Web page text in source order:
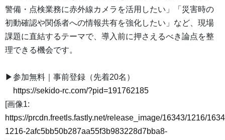
警備・点検業務に赤外線カメラを活用したい」「災害時の
初動確認や関係者への情報共有を強化したい」など、現場
課題に直結するテーマで、導入前に押さえるべき論点を整
理できる機会です。
▶参加無料｜事前登録（先着20名）
https://sekido-rc.com/?pid=191762185
[画像1:
https://prcdn.freetls.fastly.net/release_image/16343/1216/
1216-2afc5bb50b287aa55f3b983228d7bba8-